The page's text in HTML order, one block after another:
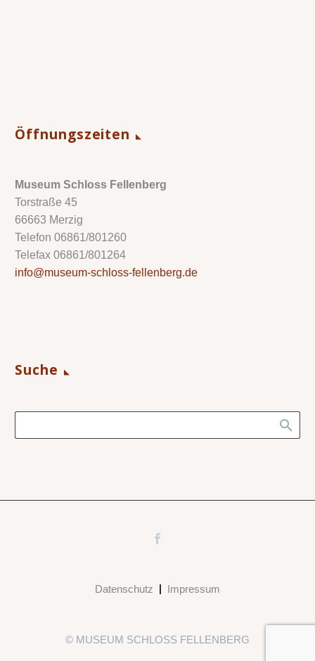
Öffnungszeiten
Museum Schloss Fellenberg
Torstraße 45
66663 Merzig
Telefon 06861/801260
Telefax 06861/801264
info@museum-schloss-fellenberg.de
Suche
Datenschutz Impressum
© MUSEUM SCHLOSS FELLENBERG